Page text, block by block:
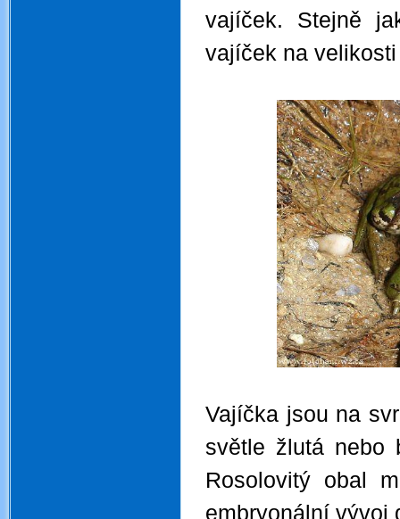
vajíček. Stejně
vajíček na
Vajíčka jsou na
světle žlutá nebo
Rosolovitý obal
embryonální vývoj